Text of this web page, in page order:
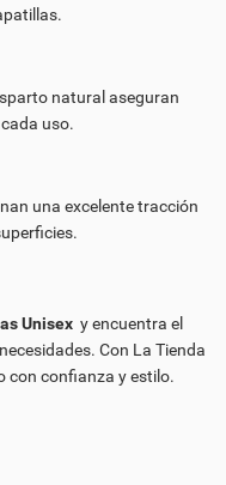
natural aseguran
uso.
una excelente tracción
Unisex y encuentra el
Con La Tienda
con confianza y estilo.